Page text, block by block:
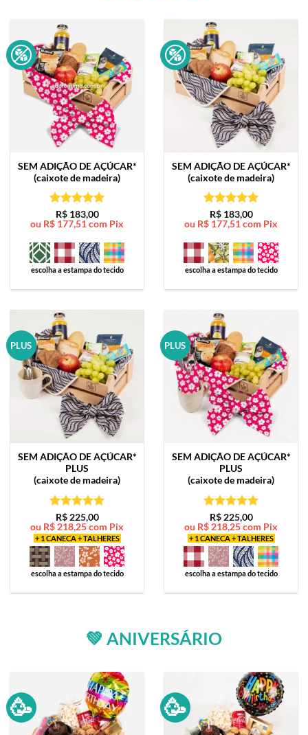
SEM ADIÇÃO DE AÇÚCAR*
(caixote de madeira)
Avaliação5
de 5
R$183,00
ou R$ 177,51com Pix
escolha a estampa do tecido
SEM ADIÇÃO DE AÇÚCAR*
(caixote de madeira)
Avaliação5
de 5
R$183,00
ou R$ 177,51com Pix
escolha a estampa do tecido
PLUS
SEM ADIÇÃO DE AÇÚCAR*
PLUS
(caixote de madeira)
Avaliação5
de 5
R$225,00
ou R$ 218,25com Pix
+ 1 CANECA + TALHERES
escolha a estampa do tecido
PLUS
SEM ADIÇÃO DE AÇÚCAR*
PLUS
(caixote de madeira)
Avaliação5
de 5
R$225,00
ou R$ 218,25com Pix
+ 1 CANECA + TALHERES
escolha a estampa do tecido
💚 ANIVERSÁRIO
🥳 🥳